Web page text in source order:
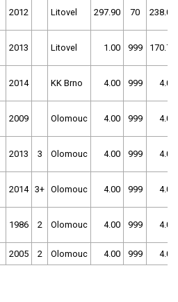
2012 Litovel 297.90 70 238.00
2013 Litovel 1.00 999 170.70
2014 KK Brno 4.00 999 4.00
2009 Olomouc 4.00 999 4.00
2013 3 Olomouc 4.00 999 4.00
2014 3+ Olomouc 4.00 999 4.00
1986 2 Olomouc 4.00 999 4.00
2005 2 Olomouc 4.00 999 4.00